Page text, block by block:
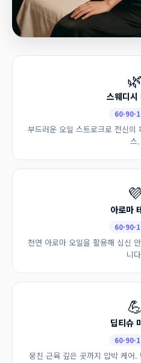
스웨디시
부드러운 오일 스트로크로 전신의
스.
아로마
천연 아로마 오일을 활용해 심신
니
💪
딥티슈
뭉친 근육 깊은 곳까지 압박 케어.